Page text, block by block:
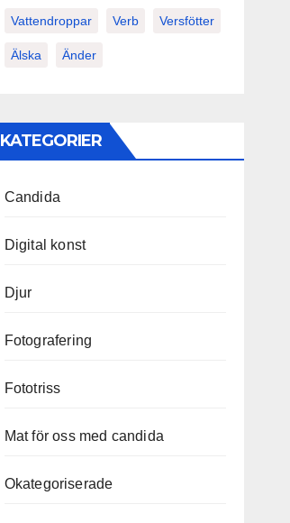
Vattendroppar Verb Versfötter
Älska Änder
KATEGORIER
Candida
Digital konst
Djur
Fotografering
Fototriss
Mat för oss med candida
Okategoriserade